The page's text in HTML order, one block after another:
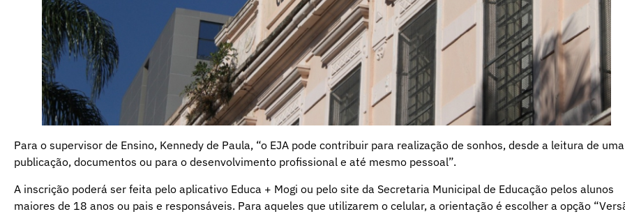
Para o supervisor de Ensino, Kennedy de Paula, “o EJA pode contribuir para realização de sonhos, desde a leitura de uma
publicação, documentos ou para o desenvolvimento profissional e até mesmo pessoal”.
A inscrição poderá ser feita pelo aplicativo Educa + Mogi ou pelo site da Secretaria Municipal de Educação pelos alunos
maiores de 18 anos ou pais e responsáveis. Para aqueles que utilizarem o celular, a orientação é escolher a opção